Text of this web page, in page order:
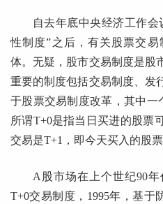
自去年底中央经济工作
性制度”之后，有关股票交
体。无疑，股市交易制度是股
重要的制度包括交易制度、发
于股票交易制度改革，其中一
所谓T+0是指当日买进的股票
交易是T+1，即今天买入的股
A股市场在上个世纪90
T+0交易制度，1995年，基于